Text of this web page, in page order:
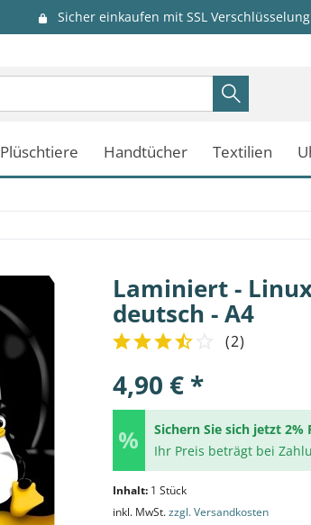
Sicher einkaufen mit SSL Verschlüsselung
Plüschtiere Handtücher Textilien
Laminiert -
deutsch - A4
(2)
4,90 € *
Sichern Sie sich jetzt 2%
Ihr Preis beträgt bei
Inhalt: 1 Stück
inkl. MwSt.zzgl. Versandkosten